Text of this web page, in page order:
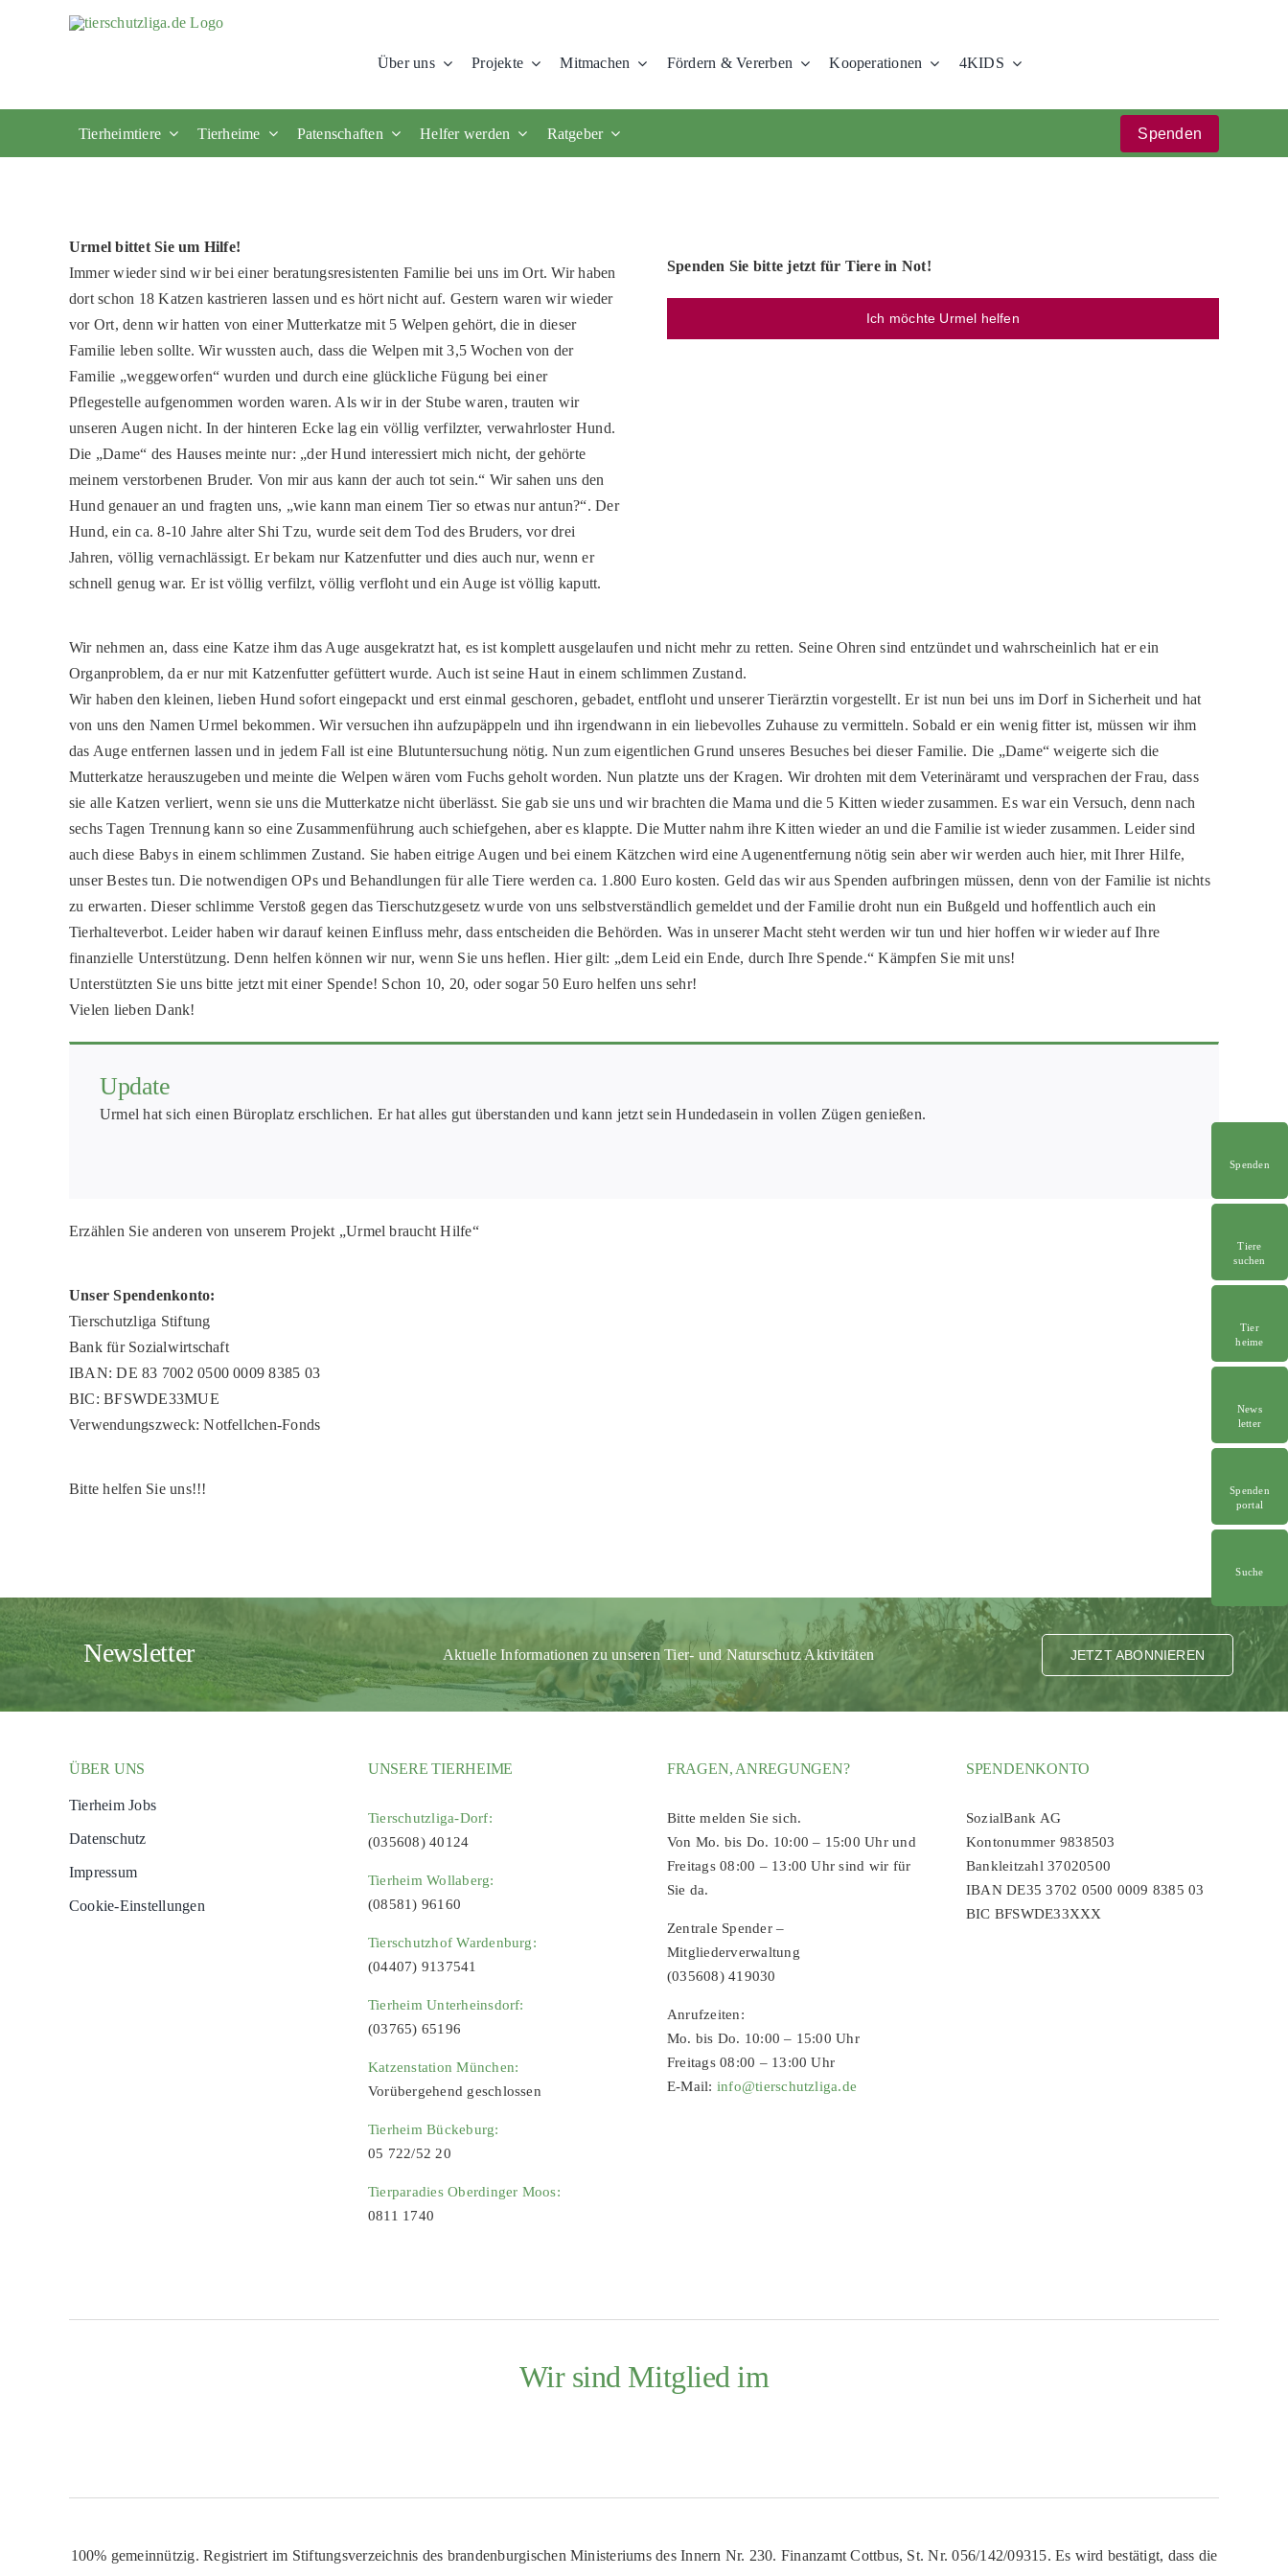
Über uns Projekte Mitmachen Fördern & Vererben Kooperationen 4KIDS
Tierheimtiere Tierheime Patenschaften Helfer werden Ratgeber Spenden
Spenden
Tiere
suchen
Tier
heime
News
letter
Spenden
portal
Suche
Urmel bittet Sie um Hilfe!
Immer wieder sind wir bei einer beratungsresistenten Familie bei uns im Ort. Wir haben
dort schon 18 Katzen kastrieren lassen und es hört nicht auf. Gestern waren wir wieder
vor Ort, denn wir hatten von einer Mutterkatze mit 5 Welpen gehört, die in dieser
Familie leben sollte. Wir wussten auch, dass die Welpen mit 3,5 Wochen von der
Familie „weggeworfen“ wurden und durch eine glückliche Fügung bei einer
Pflegestelle aufgenommen worden waren. Als wir in der Stube waren, trauten wir
unseren Augen nicht. In der hinteren Ecke lag ein völlig verfilzter, verwahrloster Hund.
Die „Dame“ des Hauses meinte nur: „der Hund interessiert mich nicht, der gehörte
meinem verstorbenen Bruder. Von mir aus kann der auch tot sein.“ Wir sahen uns den
Hund genauer an und fragten uns, „wie kann man einem Tier so etwas nur antun?“. Der
Hund, ein ca. 8-10 Jahre alter Shi Tzu, wurde seit dem Tod des Bruders, vor drei
Jahren, völlig vernachlässigt. Er bekam nur Katzenfutter und dies auch nur, wenn er
schnell genug war. Er ist völlig verfilzt, völlig verfloht und ein Auge ist völlig kaputt.
Spenden Sie bitte jetzt für Tiere in Not!
Ich möchte Urmel helfen
Wir nehmen an, dass eine Katze ihm das Auge ausgekratzt hat, es ist komplett ausgelaufen und nicht mehr zu retten. Seine Ohren sind entzündet und wahrscheinlich hat er ein
Organproblem, da er nur mit Katzenfutter gefüttert wurde. Auch ist seine Haut in einem schlimmen Zustand.
Wir haben den kleinen, lieben Hund sofort eingepackt und erst einmal geschoren, gebadet, entfloht und unserer Tierärztin vorgestellt. Er ist nun bei uns im Dorf in Sicherheit und hat
von uns den Namen Urmel bekommen. Wir versuchen ihn aufzupäppeln und ihn irgendwann in ein liebevolles Zuhause zu vermitteln. Sobald er ein wenig fitter ist, müssen wir ihm
das Auge entfernen lassen und in jedem Fall ist eine Blutuntersuchung nötig. Nun zum eigentlichen Grund unseres Besuches bei dieser Familie. Die „Dame“ weigerte sich die
Mutterkatze herauszugeben und meinte die Welpen wären vom Fuchs geholt worden. Nun platzte uns der Kragen. Wir drohten mit dem Veterinäramt und versprachen der Frau, dass
sie alle Katzen verliert, wenn sie uns die Mutterkatze nicht überlässt. Sie gab sie uns und wir brachten die Mama und die 5 Kitten wieder zusammen. Es war ein Versuch, denn nach
sechs Tagen Trennung kann so eine Zusammenführung auch schiefgehen, aber es klappte. Die Mutter nahm ihre Kitten wieder an und die Familie ist wieder zusammen. Leider sind
auch diese Babys in einem schlimmen Zustand. Sie haben eitrige Augen und bei einem Kätzchen wird eine Augenentfernung nötig sein aber wir werden auch hier, mit Ihrer Hilfe,
unser Bestes tun. Die notwendigen OPs und Behandlungen für alle Tiere werden ca. 1.800 Euro kosten. Geld das wir aus Spenden aufbringen müssen, denn von der Familie ist nichts
zu erwarten. Dieser schlimme Verstoß gegen das Tierschutzgesetz wurde von uns selbstverständlich gemeldet und der Familie droht nun ein Bußgeld und hoffentlich auch ein
Tierhalteverbot. Leider haben wir darauf keinen Einfluss mehr, dass entscheiden die Behörden. Was in unserer Macht steht werden wir tun und hier hoffen wir wieder auf Ihre
finanzielle Unterstützung. Denn helfen können wir nur, wenn Sie uns heflen. Hier gilt: „dem Leid ein Ende, durch Ihre Spende.“ Kämpfen Sie mit uns!
Unterstützten Sie uns bitte jetzt mit einer Spende! Schon 10, 20, oder sogar 50 Euro helfen uns sehr!
Vielen lieben Dank!
Update
Urmel hat sich einen Büroplatz erschlichen. Er hat alles gut überstanden und kann jetzt sein Hundedasein in vollen Zügen genießen.
Erzählen Sie anderen von unserem Projekt „Urmel braucht Hilfe“
Unser Spendenkonto:
Tierschutzliga Stiftung
Bank für Sozialwirtschaft
IBAN: DE 83 7002 0500 0009 8385 03
BIC: BFSWDE33MUE
Verwendungszweck: Notfellchen-Fonds
Bitte helfen Sie uns!!!
Newsletter Aktuelle Informationen zu unseren Tier- und Naturschutz Aktivitäten JETZT ABONNIEREN
ÜBER UNS
Tierheim Jobs
Datenschutz
Impressum
Cookie-Einstellungen
UNSERE TIERHEIME
Tierschutzliga-Dorf:
(035608) 40124
Tierheim Wollaberg:
(08581) 96160
Tierschutzhof Wardenburg:
(04407) 9137541
Tierheim Unterheinsdorf:
(03765) 65196
Katzenstation München:
Vorübergehend geschlossen
Tierheim Bückeburg:
05 722/52 20
Tierparadies Oberdinger Moos:
0811 1740
FRAGEN, ANREGUNGEN?
Bitte melden Sie sich.
Von Mo. bis Do. 10:00 – 15:00 Uhr und
Freitags 08:00 – 13:00 Uhr sind wir für
Sie da.
Zentrale Spender –
Mitgliederverwaltung
(035608) 419030
Anrufzeiten:
Mo. bis Do. 10:00 – 15:00 Uhr
Freitags 08:00 – 13:00 Uhr
E-Mail: info@tierschutzliga.de
SPENDENKONTO
SozialBank AG
Kontonummer 9838503
Bankleitzahl 37020500
IBAN DE35 3702 0500 0009 8385 03
BIC BFSWDE33XXX
Wir sind Mitglied im
100% gemeinnützig. Registriert im Stiftungsverzeichnis des brandenburgischen Ministeriums des Innern Nr. 230. Finanzamt Cottbus, St. Nr. 056/142/09315. Es wird bestätigt, dass die